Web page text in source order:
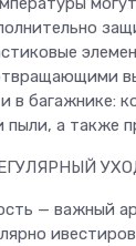
в багажнике:
пыли, а также
— важный